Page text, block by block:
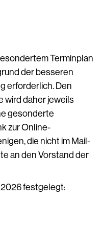
Terminplan
der besseren
erforderlich. Den
wird daher jeweils
gesonderte
zur Online-
die nicht im Mail-
an den Vorstand der
2026 festgelegt: